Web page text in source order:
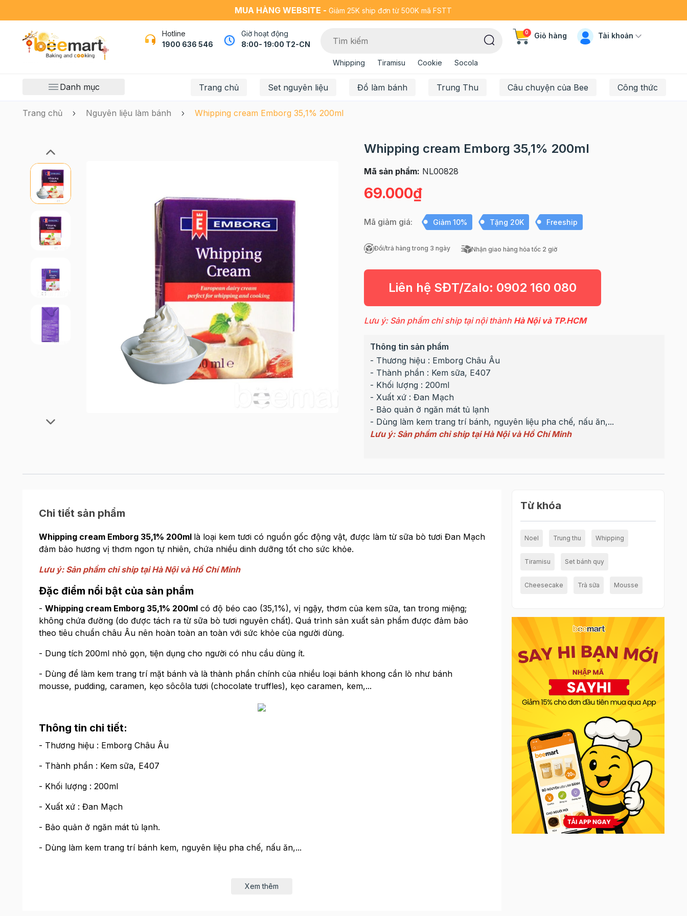
MUA HÀNG WEBSITE - Giảm 25K ship đơn từ 500K mã FSTT
Hotline
1900 636 546
Giờ hoạt động
8:00- 19:00 T2-CN
Whipping Tiramisu Cookie Socola
0 Giỏ hàng Tài khoản
Danh mục Trang chủ Set nguyên liệu Đồ làm bánh Trung Thu Câu chuyện của Bee Công thức
Trang chủ Nguyên liệu làm bánh Whipping cream Emborg 35,1% 200ml
Whipping cream Emborg 35,1% 200ml
Mã sản phẩm: NL00828
69.000₫
Mã giảm giá: Giảm 10% Tặng 20K Freeship
Đổi/trả hàng trong 3 ngày Nhận giao hàng hỏa tốc 2 giờ
Liên hệ SĐT/Zalo: 0902 160 080
Lưu ý: Sản phẩm chỉ ship tại nội thành Hà Nội và TP.HCM
Thông tin sản phẩm
- Thương hiệu : Emborg Châu Âu
- Thành phần : Kem sữa, E407
- Khối lượng : 200ml
- Xuất xứ : Đan Mạch
- Bảo quản ở ngăn mát tủ lạnh
- Dùng làm kem trang trí bánh, nguyên liệu pha chế, nấu ăn,...
Lưu ý: Sản phẩm chỉ ship tại Hà Nội và Hồ Chí Minh
Chi tiết sản phẩm
Whipping cream Emborg 35,1% 200ml là loại kem tươi có nguồn gốc động vật, được làm từ sữa bò tươi Đan Mạch
đảm bảo hương vị thơm ngon tự nhiên, chứa nhiều dinh dưỡng tốt cho sức khỏe.
Lưu ý: Sản phẩm chỉ ship tại Hà Nội và Hồ Chí Minh
Đặc điểm nổi bật của sản phẩm
- Whipping cream Emborg 35,1% 200mlcó độ béo cao (35,1%), vị ngậy, thơm của kem sữa, tan trong miệng;
không chứa đường (do được tách ra từ sữa bò tươi nguyên chất). Quá trình sản xuất sản phẩm được đảm bảo
theo tiêu chuẩn châu Âu nên hoàn toàn an toàn với sức khỏe của người dùng.
- Dung tích 200ml nhỏ gọn, tiện dụng cho người có nhu cầu dùng ít.
- Dùng để làm kem trang trí mặt bánh và là thành phần chính của nhiều loại bánh khong cần lò như bánh
mousse, pudding, caramen, kẹo sôcôla tươi (chocolate truffles), kẹo caramen, kem,...
Thông tin chi tiết:
- Thương hiệu : Emborg Châu Âu
- Thành phần : Kem sữa, E407
- Khối lượng : 200ml
- Xuất xứ : Đan Mạch
- Bảo quản ở ngăn mát tủ lạnh.
- Dùng làm kem trang trí bánh kem, nguyên liệu pha chế, nấu ăn,...
Xem thêm
Từ khóa
Noel Trung thu Whipping
Tiramisu Set bánh quy
Cheesecake Trà sữa Mousse